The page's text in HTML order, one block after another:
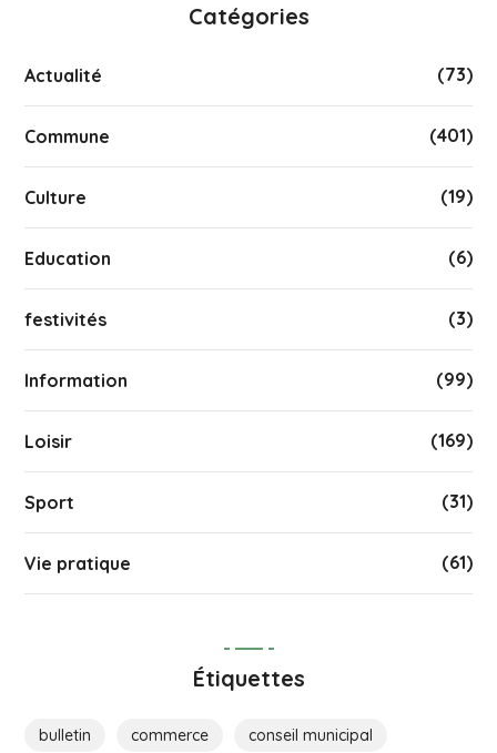
Catégories
Actualité (73)
Commune (401)
Culture (19)
Education (6)
festivités (3)
Information (99)
Loisir (169)
Sport (31)
Vie pratique (61)
Étiquettes
bulletin commerce conseil municipal